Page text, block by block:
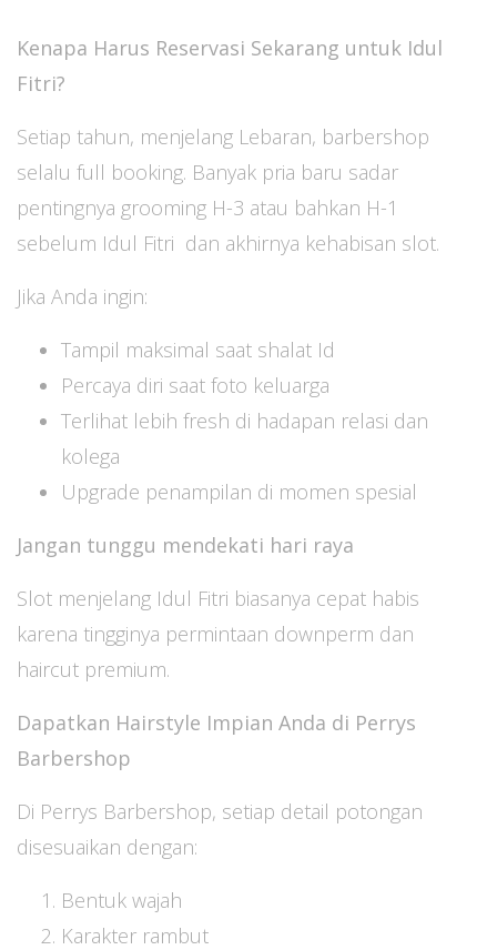
Kenapa Harus Reservasi Sekarang untuk Idul
Fitri?
Setiap tahun, menjelang Lebaran, barbershop
selalu full booking. Banyak pria baru sadar
pentingnya grooming H-3 atau bahkan H-1
sebelum Idul Fitri dan akhirnya kehabisan slot.
Jika Anda ingin:
Tampil maksimal saat shalat Id
Percaya diri saat foto keluarga
Terlihat lebih fresh di hadapan relasi dan
kolega
Upgrade penampilan di momen spesial
Jangan tunggu mendekati hari raya
Slot menjelang Idul Fitri biasanya cepat habis
karena tingginya permintaan downperm dan
haircut premium.
Dapatkan Hairstyle Impian Anda di Perrys
Barbershop
Di Perrys Barbershop, setiap detail potongan
disesuaikan dengan:
Bentuk wajah
Karakter rambut